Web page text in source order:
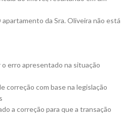
da Sra. Oliveira não está
erro apresentado na situação
correção com base na legislação
a correção para que a transação